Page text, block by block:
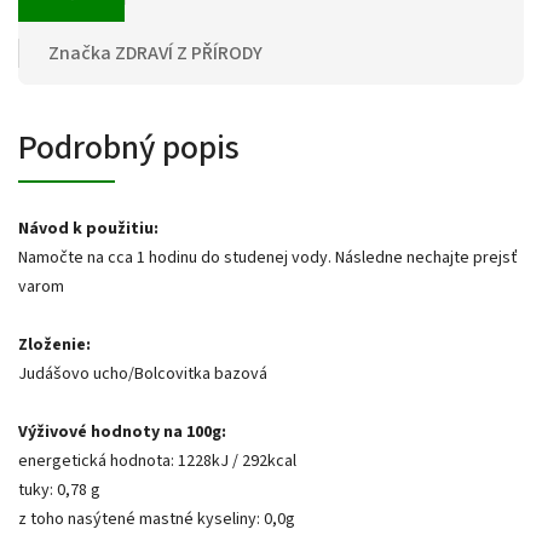
Značka ZDRAVÍ Z PŘÍRODY
Podrobný popis
Návod k použitiu:
Namočte na cca 1 hodinu do studenej vody. Následne nechajte prejsť
varom
Zloženie:
Judášovo ucho/Bolcovitka bazová
Výživové hodnoty na 100g:
energetická hodnota: 1228kJ / 292kcal
tuky: 0,78 g
z toho nasýtené mastné kyseliny: 0,0g